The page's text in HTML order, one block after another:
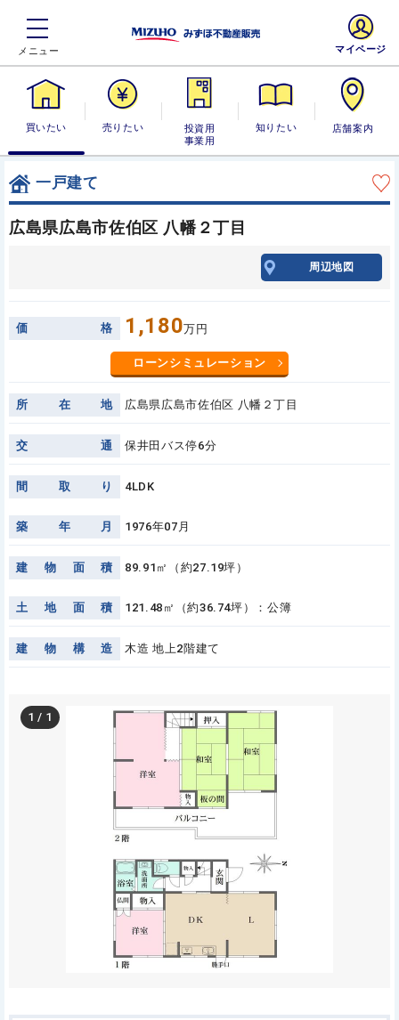
買いたい 売りたい
投資用・事業
用
知りたい 店舗案内
マイページ
一戸建て
広島県広島市佐伯区 八幡２丁目
周辺地図
価 格 1,180万円
ローンシミュレーション
所 在 地 広島県広島市佐伯区 八幡２丁目
交 通 保井田バス停6分
間 取 り 4LDK
築 年 月 1976年07月
建 物 面 積 89.91㎡（約27.19坪）
土 地 面 積 121.48㎡（約36.74坪）：公簿
建 物 構 造 木造 地上2階建て
1 / 1